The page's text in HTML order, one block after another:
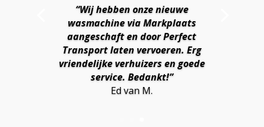
“Wij hebben onze nieuwe
wasmachine via Markplaats
aangeschaft en door Perfect
Transport laten vervoeren. Erg
vriendelijke verhuizers en goede
service. Bedankt!”
Ed van M.